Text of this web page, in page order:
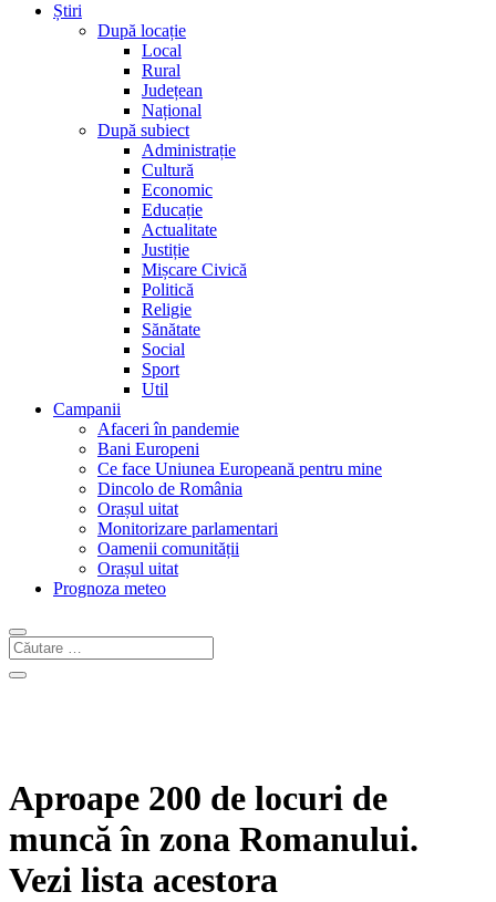
Știri
După locație
Local
Rural
Județean
Național
După subiect
Administrație
Cultură
Economic
Educație
Actualitate
Justiție
Mișcare Civică
Politică
Religie
Sănătate
Social
Sport
Util
Campanii
Afaceri în pandemie
Bani Europeni
Ce face Uniunea Europeană pentru mine
Dincolo de România
Orașul uitat
Monitorizare parlamentari
Oamenii comunității
Orașul uitat
Prognoza meteo
Aproape 200 de locuri de
muncă în zona Romanului.
Vezi lista acestora